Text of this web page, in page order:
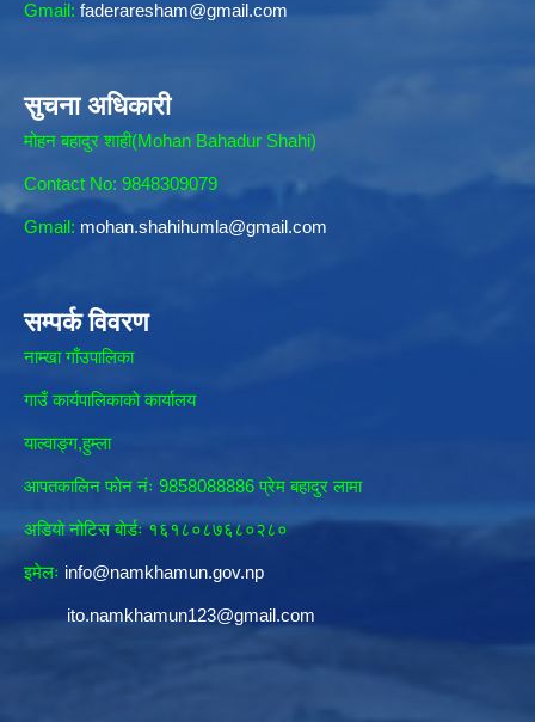
Gmail: faderaresham@gmail.com
सुचना अधिकारी
मोहन बहादुर शाही(Mohan Bahadur Shahi)
Contact No: 9848309079
Gmail: mohan.shahihumla@gmail.com
सम्पर्क विवरण
नाम्खा गाँउपालिका
गाउँ कार्यपालिकाकाे कार्यालय
याल्वाङ्ग,हुम्ला
आपतकालिन फाेन नंः 9858088886 प्रेम बहादुर लामा
अडियाे नोटिस बाेर्डः १६१८०८७६८०२८०
इमेलः info@namkhamun.gov.np
ito.namkhamun123@gmail.com